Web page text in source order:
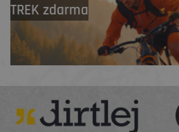
TREK zdarma